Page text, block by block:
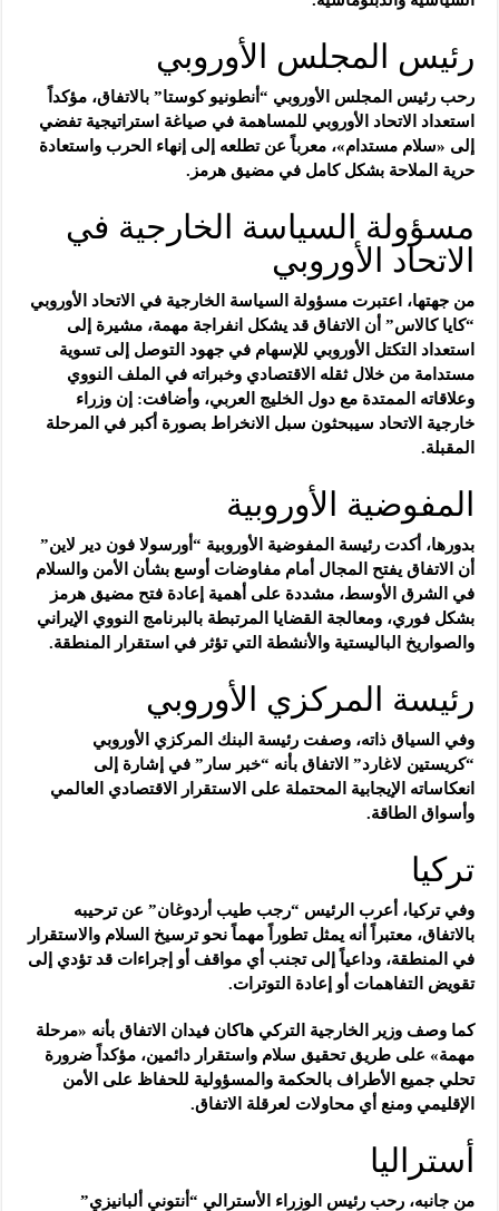
رئيس المجلس الأوروبي
رحب رئيس المجلس الأوروبي “أنطونيو كوستا” بالاتفاق، مؤكداً
استعداد الاتحاد الأوروبي للمساهمة في صياغة استراتيجية تفضي
إلى «سلام مستدام»، معرباً عن تطلعه إلى إنهاء الحرب واستعادة
حرية الملاحة بشكل كامل في مضيق هرمز.
مسؤولة السياسة الخارجية في
الاتحاد الأوروبي
من جهتها، اعتبرت مسؤولة السياسة الخارجية في الاتحاد الأوروبي
“كايا كالاس” أن الاتفاق قد يشكل انفراجة مهمة، مشيرة إلى
استعداد التكتل الأوروبي للإسهام في جهود التوصل إلى تسوية
مستدامة من خلال ثقله الاقتصادي وخبراته في الملف النووي
وعلاقاته الممتدة مع دول الخليج العربي، وأضافت: إن وزراء
خارجية الاتحاد سيبحثون سبل الانخراط بصورة أكبر في المرحلة
المقبلة.
المفوضية الأوروبية
بدورها، أكدت رئيسة المفوضية الأوروبية “أورسولا فون دير لاين”
أن الاتفاق يفتح المجال أمام مفاوضات أوسع بشأن الأمن والسلام
في الشرق الأوسط، مشددة على أهمية إعادة فتح مضيق هرمز
بشكل فوري، ومعالجة القضايا المرتبطة بالبرنامج النووي الإيراني
والصواريخ الباليستية والأنشطة التي تؤثر في استقرار المنطقة.
رئيسة المركزي الأوروبي
وفي السياق ذاته، وصفت رئيسة البنك المركزي الأوروبي
“كريستين لاغارد” الاتفاق بأنه “خبر سار” في إشارة إلى
انعكاساته الإيجابية المحتملة على الاستقرار الاقتصادي العالمي
وأسواق الطاقة.
تركيا
وفي تركيا، أعرب الرئيس “رجب طيب أردوغان” عن ترحيبه
بالاتفاق، معتبراً أنه يمثل تطوراً مهماً نحو ترسيخ السلام والاستقرار
في المنطقة، وداعياً إلى تجنب أي مواقف أو إجراءات قد تؤدي إلى
تقويض التفاهمات أو إعادة التوترات.
كما وصف وزير الخارجية التركي هاكان فيدان الاتفاق بأنه «مرحلة
مهمة» على طريق تحقيق سلام واستقرار دائمين، مؤكداً ضرورة
تحلي جميع الأطراف بالحكمة والمسؤولية للحفاظ على الأمن
الإقليمي ومنع أي محاولات لعرقلة الاتفاق.
أستراليا
من جانبه، رحب رئيس الوزراء الأسترالي “أنتوني ألبانيزي”